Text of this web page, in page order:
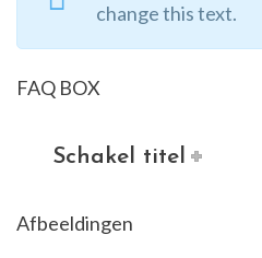
change this text.
FAQ BOX
Schakel titel
Afbeeldingen